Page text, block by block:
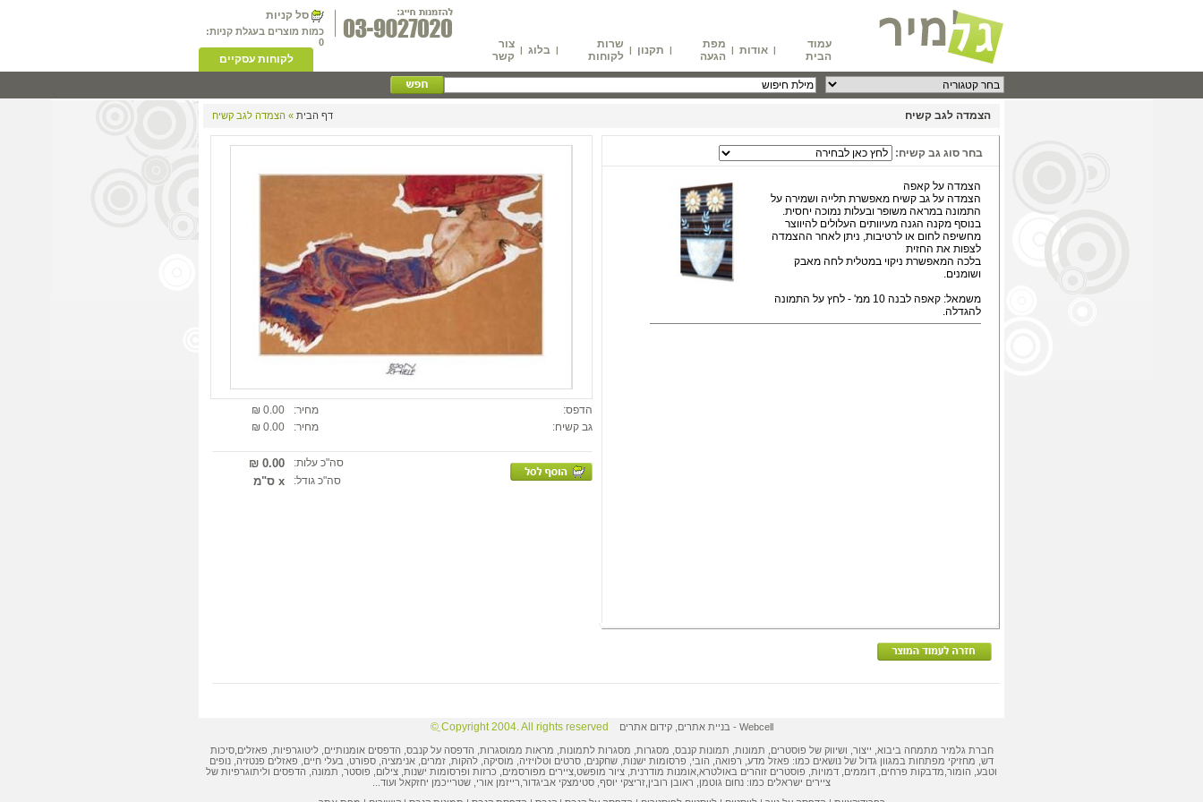
עמוד
הבית
| אודות |
מפת
הגעה
| תקנון |
שרות
לקוחות
| בלוג | צור
קשר
סל קניות
כמות מוצרים בעגלת קניות:
0
לקוחות עסקיים
הצמדה לגב קשיח דף הבית » הצמדה לגב קשיח
בחר סוג גב קשיח:
הצמדה על קאפה
הצמדה על גב קשיח מאפשרת תלייה ושמירה על
התמונה במראה משופר ובעלות נמוכה יחסית.
בנוסף מקנה הגנה מעיוותים העלולים להיווצר
מחשיפה לחום או לרטיבות, ניתן לאחר ההצמדה
לצפות את החזית
בלכה המאפשרת ניקוי במטלית לחה מאבק
ושומנים.
משמאל: קאפה לבנה 10 ממ' - לחץ על התמונה
להגדלה.
הדפס: מחיר:
0.00 ₪
גב קשיח:
מחיר: 0.00 ₪
סה"כ עלות: 0.00 ₪
סה"כ גודל: x ס"מ
Webcell
- בניית אתרים ,קידום אתרים Copyright 2004. All rights reserved ֲ©
חברת גלמיר מתמחה ביבוא, ייצור, ושיווק של פוסטרים תמונות , תמונות קנבס, מסגרות, מסגרות לתמונות , מראות ממוסגרות, הדפסה על קנבס הדפסים אומנותיים ,ליטוגרפיות פאזלים ,סיכות
דש מחזיקי מפתחות במגוון גדול של נושאים כמו: פאזל מדע, רפואה, הובי, פרסומות ישנות , שחקנים, סרטים וטלויזיה, מוסיקה, להקות, זמרים, אנימציה, ספורט, בעלי חיים, פאזלים פנטזיה, נופים
וטבע, הומור, מדבקות פרחים, דוממים, דמויות, פוסטרים זוהרים באולטרא, אומנות מודרנית ציור מופשט ציירים מפורסמים כרזות ופרסומות ישנות, צילום, פוסטר, תמונה, הדפסים וליתוגרפיות של
ציירים ישראלים כמו: נחום גוטמן ראובן רובין זריצקי יוסף סטימצקי אביגדור רייזמן אורי שטרייכמן יחזקאל ועוד...